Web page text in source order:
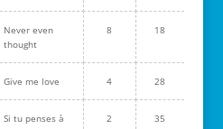
Never even
thought
8 18
Give me love 4 28
Si tu penses à
2 35